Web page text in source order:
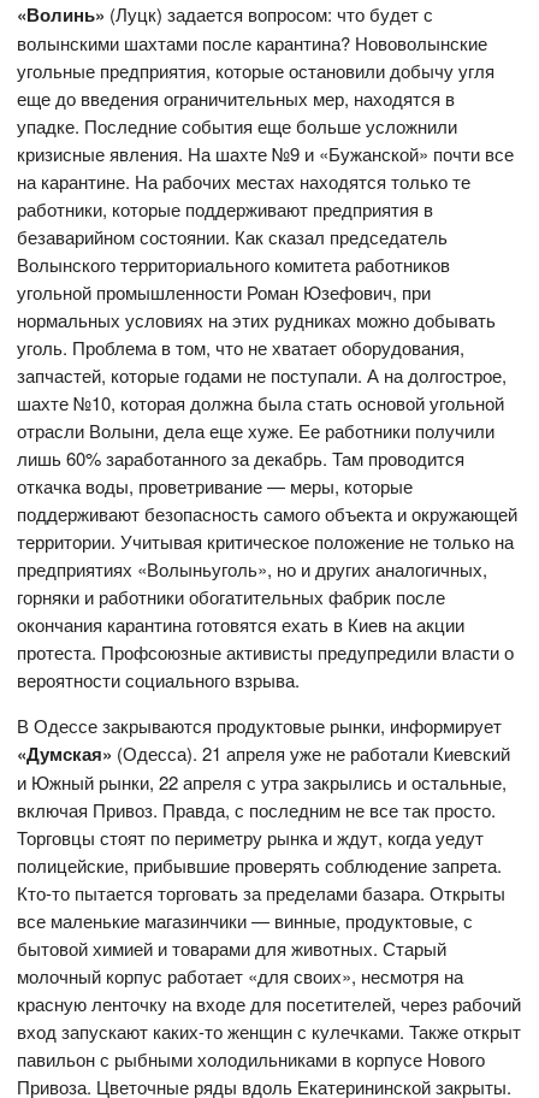
«Волинь» (Луцк) задается вопросом: что будет с
волынскими шахтами после карантина? Нововолынские
угольные предприятия, которые остановили добычу угля
еще до введения ограничительных мер, находятся в
упадке. Последние события еще больше усложнили
кризисные явления. На шахте №9 и «Бужанской» почти все
на карантине. На рабочих местах находятся только те
работники, которые поддерживают предприятия в
безаварийном состоянии. Как сказал председатель
Волынского территориального комитета работников
угольной промышленности Роман Юзефович, при
нормальных условиях на этих рудниках можно добывать
уголь. Проблема в том, что не хватает оборудования,
запчастей, которые годами не поступали. А на долгострое,
шахте №10, которая должна была стать основой угольной
отрасли Волыни, дела еще хуже. Ее работники получили
лишь 60% заработанного за декабрь. Там проводится
откачка воды, проветривание — меры, которые
поддерживают безопасность самого объекта и окружающей
территории. Учитывая критическое положение не только на
предприятиях «Волыньуголь», но и других аналогичных,
горняки и работники обогатительных фабрик после
окончания карантина готовятся ехать в Киев на акции
протеста. Профсоюзные активисты предупредили власти о
вероятности социального взрыва.
В Одессе закрываются продуктовые рынки, информирует
«Думская» (Одесса). 21 апреля уже не работали Киевский
и Южный рынки, 22 апреля с утра закрылись и остальные,
включая Привоз. Правда, с последним не все так просто.
Торговцы стоят по периметру рынка и ждут, когда уедут
полицейские, прибывшие проверять соблюдение запрета.
Кто-то пытается торговать за пределами базара. Открыты
все маленькие магазинчики — винные, продуктовые, с
бытовой химией и товарами для животных. Старый
молочный корпус работает «для своих», несмотря на
красную ленточку на входе для посетителей, через рабочий
вход запускают каких-то женщин с кулечками. Также открыт
павильон с рыбными холодильниками в корпусе Нового
Привоза. Цветочные ряды вдоль Екатерининской закрыты.